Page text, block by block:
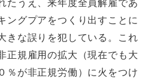
たうえ、来年度全員解雇であ
ングプアをつくり出すことに
きな誤りを犯している。これ
正規雇用の拡大（現在でも大
％が非正規労働）に火をつけ